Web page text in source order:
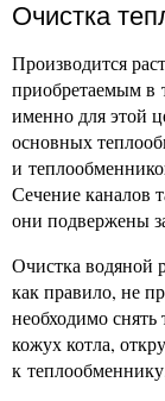
Очистка
Производится
приобретаемым в
именно для этой
основных
и
Сечение каналов
они подвержены
Очистка водяной
как правило, не
необходимо
кожух котла,
к